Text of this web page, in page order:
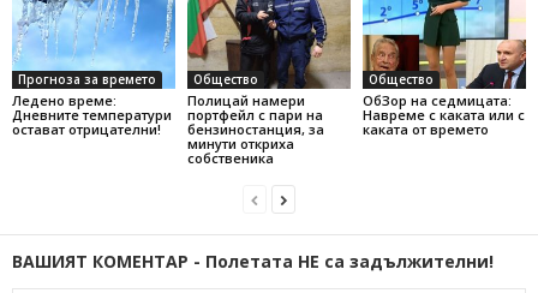
Прогноза за времето
Ледено време:
Дневните температури
остават отрицателни!
Общество
Полицай намери
портфейл с пари на
бензиностанция, за
минути откриха
собственика
Общество
ОбЗор на седмицата:
Навреме с каката или с
каката от времето
ВАШИЯТ КОМЕНТАР - Полетата НЕ са задължителни!